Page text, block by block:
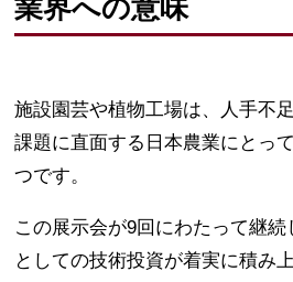
業界への意味
施設園芸や植物工場は、人手不
課題に直面する日本農業にとっ
つです。
この展示会が9回にわたって継
としての技術投資が着実に積み